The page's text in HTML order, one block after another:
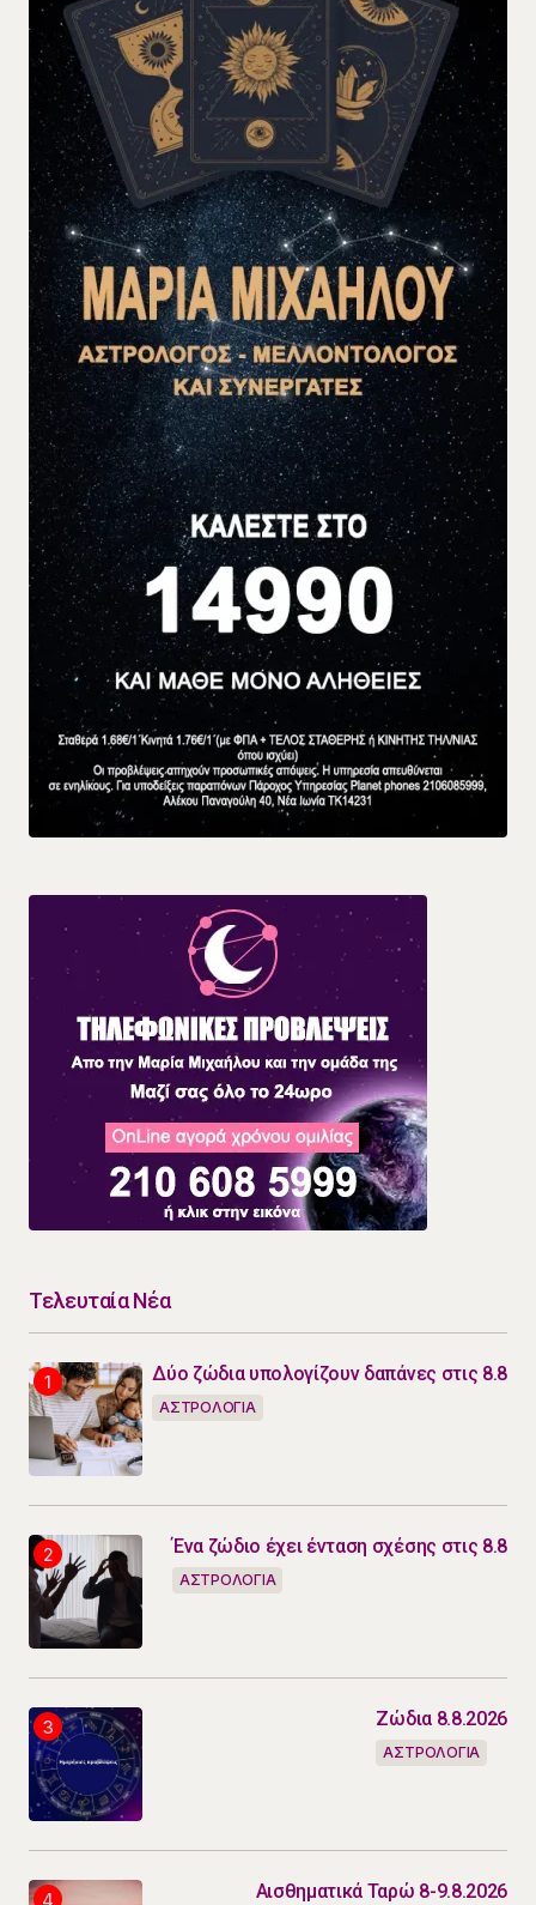
Τελευταία Νέα
Δύο ζώδια υπολογίζουν δαπάνες στις 8.8
ΑΣΤΡΟΛΟΓΙΑ
Ένα ζώδιο έχει ένταση σχέσης στις 8.8
ΑΣΤΡΟΛΟΓΙΑ
Ζώδια 8.8.2026
ΑΣΤΡΟΛΟΓΙΑ
Αισθηματικά Ταρώ 8-9.8.2026